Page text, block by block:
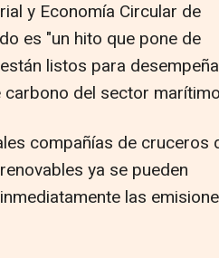
y Economía Circular de
es "un hito que pone de
listos para
carbono del sector
compañías de cruceros
ya se pueden
las